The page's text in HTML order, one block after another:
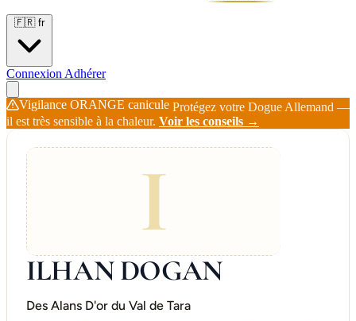
🇫🇷 fr
Connexion Adhérer
Vigilance ORANGE canicule Protégez votre Dogue Allemand —
il est très sensible à la chaleur. Voir les conseils →
I
ILHAN DOGAN
Des Alans D'or du Val de Tara